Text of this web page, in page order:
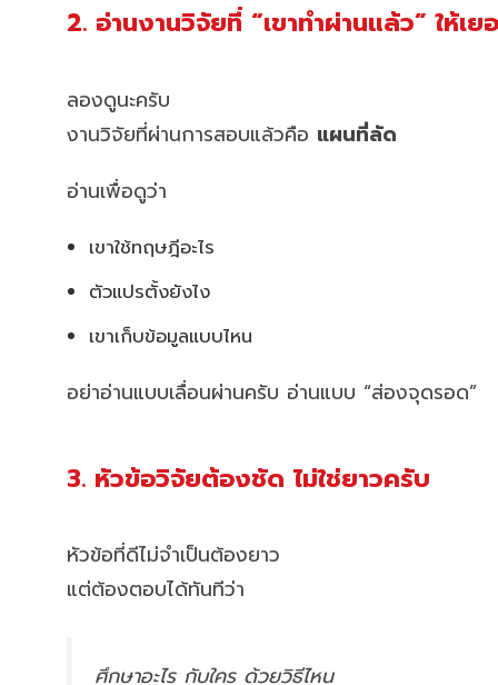
2. อ่านงานวิจัยที่ “เขาทำผ่านแล้ว” ให้เ
ลองดูนะครับ
งานวิจัยที่ผ่านการสอบแล้วคือ แผนที่ลัด
อ่านเพื่อดูว่า
เขาใช้ทฤษฎีอะไร
ตัวแปรตั้งยังไง
เขาเก็บข้อมูลแบบไหน
อย่าอ่านแบบเลื่อนผ่านครับ อ่านแบบ “ส่องจุดรอด”
3. หัวข้อวิจัยต้องชัด ไม่ใช่ยาวครับ
หัวข้อที่ดีไม่จำเป็นต้องยาว
แต่ต้องตอบได้ทันทีว่า
ศึกษาอะไร กับใคร ด้วยวิธีไหน